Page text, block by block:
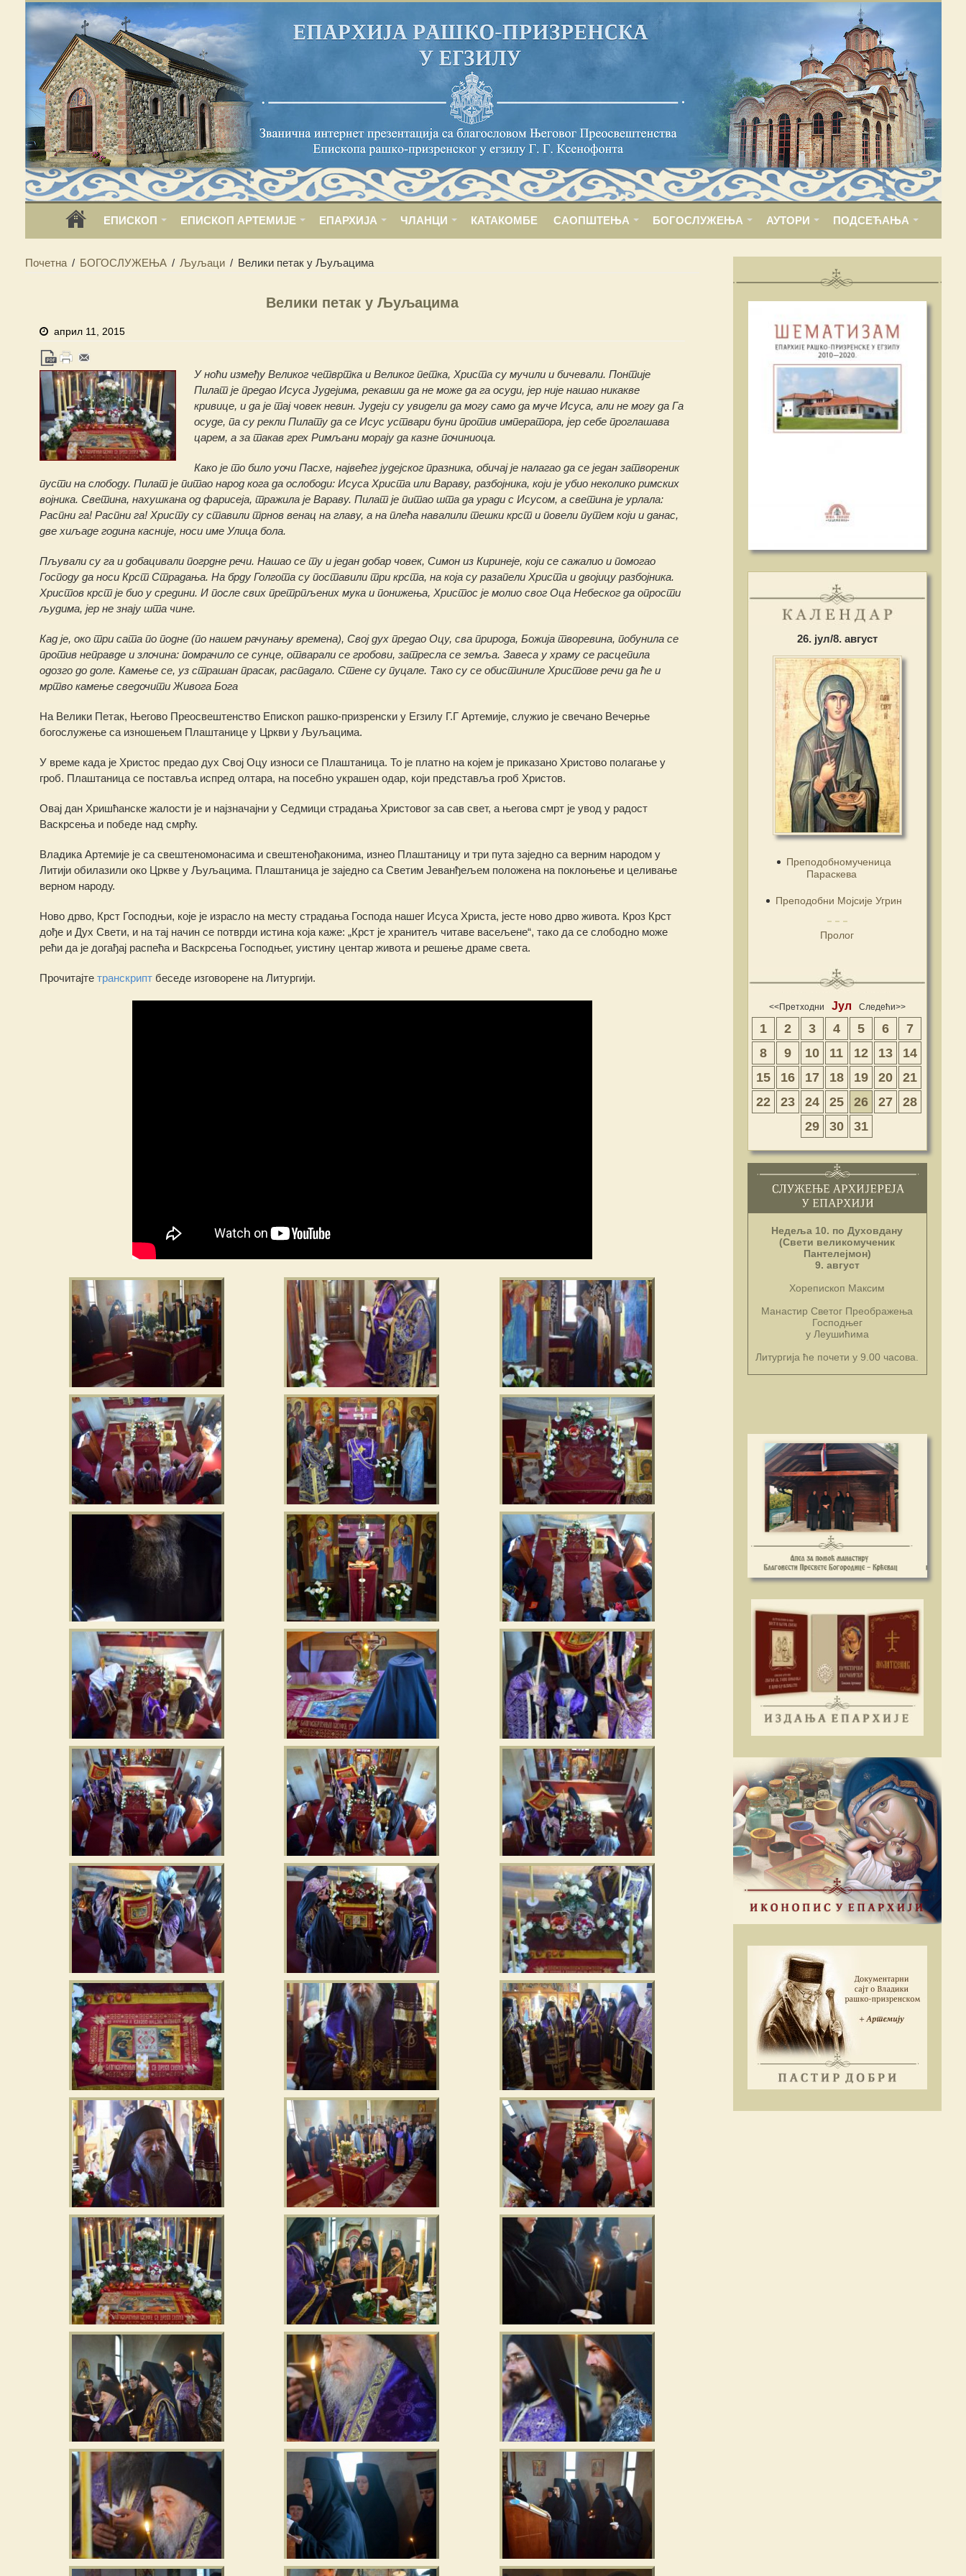
ЕПИСКОП ЕПИСКОП АРТЕМИЈЕ ЕПАРХИЈА ЧЛАНЦИ КАТАКОМБЕ САОПШТЕЊА БОГОСЛУЖЕЊА АУТОРИ ПОДСЕЋАЊА
Почетна / БОГОСЛУЖЕЊА / Љуљаци / Велики петак у Љуљацима
Велики петак у Љуљацима
април 11, 2015
У ноћи између Великог четвртка и Великог петка, Христа су мучили и бичевали. Понтије
Пилат је предао Исуса Јудејима, рекавши да не може да га осуди, јер није нашао никакве
кривице, и да је тај човек невин. Јудеји су увидели да могу само да муче Исуса, али не могу да Га
осуде, па су рекли Пилату да се Исус уствари буни против императора, јер себе проглашава
царем, а за такав грех Римљани морају да казне починиоца.
Како је то било уочи Пасхе, највећег јудејског празника, обичај је налагао да се један затвореник
пусти на слободу. Пилат је питао народ кога да ослободи: Исуса Христа или Вараву, разбојника, који је убио неколико римских
војника. Светина, нахушкана од фарисеја, тражила је Вараву. Пилат је питао шта да уради с Исусом, а светина је урлала:
Распни га! Распни га! Христу су ставили трнов венац на главу, а на плећа навалили тешки крст и повели путем који и данас,
две хиљаде година касније, носи име Улица бола.
Пљували су га и добацивали погрдне речи. Нашао се ту и један добар човек, Симон из Киринеје, који се сажалио и помогао
Господу да носи Крст Страдања. На брду Голгота су поставили три крста, на која су разапели Христа и двојицу разбојника.
Христов крст је био у средини. И после свих претрпљених мука и понижења, Христос је молио свог Оца Небеског да опрости
људима, јер не знају шта чине.
Кад је, око три сата по подне (по нашем рачунању времена), Свој дух предао Оцу, сва природа, Божија творевина, побунила се
против неправде и злочина: помрачило се сунце, отварали се гробови, затресла се земља. Завеса у храму се расцепила
одозго до доле. Камење се, уз страшан прасак, распадало. Стене су пуцале. Тако су се обистиниле Христове речи да ће и
мртво камење сведочити Живога Бога
На Велики Петак, Његово Преосвештенство Епископ рашко-призренски у Егзилу Г.Г Артемије, служио је свечано Вечерње
богослужење са изношењем Плаштанице у Цркви у Љуљацима.
У време када је Христос предао дух Свој Оцу износи се Плаштаница. То је платно на којем је приказано Христово полагање у
гроб. Плаштаница се поставља испред олтара, на посебно украшен одар, који представља гроб Христов.
Овај дан Хришћанске жалости је и најзначајни у Седмици страдања Христовог за сав свет, а његова смрт је увод у радост
Васкрсења и победе над смрћу.
Владика Артемије је са свештеномонасима и свештенођаконима, изнео Плаштаницу и три пута заједно са верним народом у
Литији обилазили око Цркве у Љуљацима. Плаштаница је заједно са Светим Јеванђељем положена на поклоњење и целивање
верном народу.
Ново дрво, Крст Господњи, које је израсло на месту страдања Господа нашег Исуса Христа, јесте ново дрво живота. Кроз Крст
дође и Дух Свети, и на тај начин се потврди истина која каже: „Крст је хранитељ читаве васељене“, тако да се слободно може
рећи да је догађај распећа и Васкрсења Господњег, уистину центар живота и решење драме света.
Прочитајте транскриптбеседе изговорене на Литургији.
26. јул/8. август
Преподобномученица
Параскева
Преподобни Мојсије Угрин
Пролог
<<Претходни Јул Следећи>>
1 2 3 4 5 6
7
8
9 10 11 12 13
14
15
16 17 18 19 20
21
22
23 24 25 26 27
28
29
30 31
Недеља 10. по Духовдану
(Свети великомученик
Пантелејмон)
9. август
Хорепископ Максим
Манастир Светог Преображења
Господњег
у Леушићима
Литургија ће почети у 9.00 часова.